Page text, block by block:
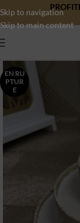
Skip to navigation
Skip to main content
EN RU
PTUR
E